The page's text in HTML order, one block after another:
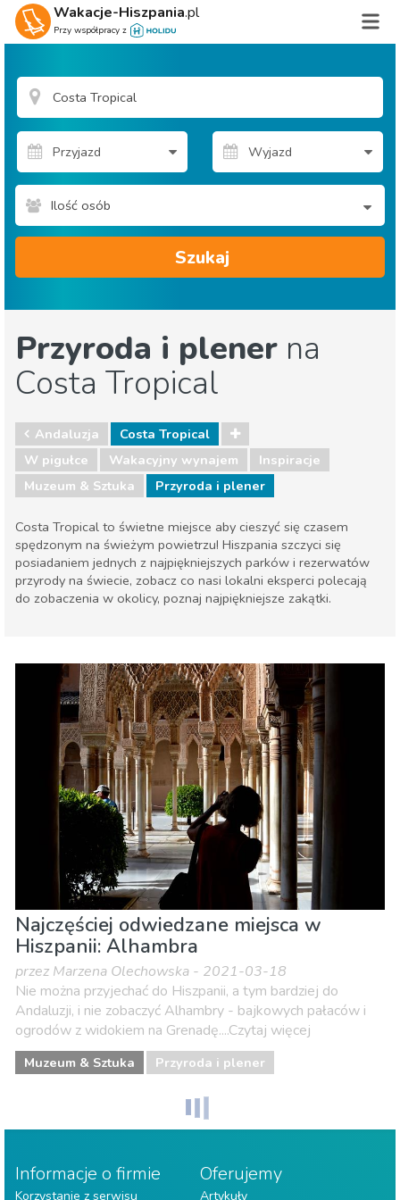
Wakacje-Hiszpania.pl
Przy współpracy z
Ilość osób
Szukaj
Przyroda i plener na
Costa Tropical
Andaluzja
Costa Tropical
W pigułce
Wakacyjny wynajem
Inspiracje
Muzeum & Sztuka
Przyroda i plener
Costa Tropical to świetne miejsce aby cieszyć się czasem
spędzonym na świeżym powietrzu! Hiszpania szczyci się
posiadaniem jednych z najpiękniejszych parków i rezerwatów
przyrody na świecie, zobacz co nasi lokalni eksperci polecają
do zobaczenia w okolicy, poznaj najpiękniejsze zakątki.
Muzeum & Sztuka
Przyroda i plener
Najczęściej odwiedzane miejsca w
Hiszpanii: Alhambra
przez Marzena Olechowska - 2021-03-18
Nie można przyjechać do Hiszpanii, a tym bardziej do
Andaluzji, i nie zobaczyć Alhambry - bajkowych pałaców i
ogrodów z widokiem na Grenadę....Czytaj więcej
Muzeum & Sztuka Przyroda i plener
Informacje o firmie
Korzystanie z serwisu
Oferujemy
Artykuły